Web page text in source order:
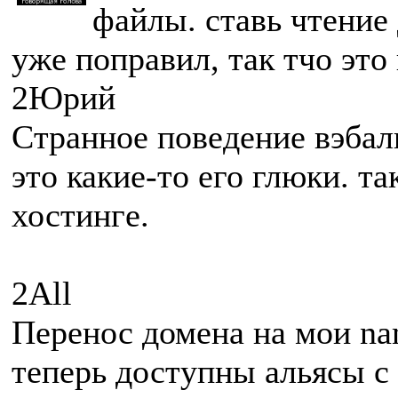
файлы. ставь
уже поправил, так тчо
2Юрий
Странное поведение
это какие-то его глюки.
хостинге.
2All
Перенос домена на мои
теперь доступны альясы